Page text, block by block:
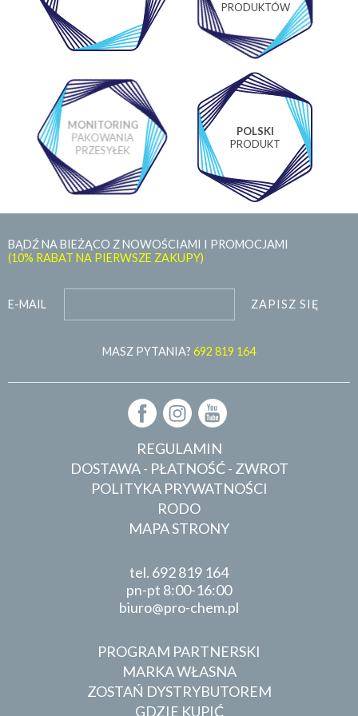
PRODUKTÓW
MONITORING
PAKOWANIA
PRZESYŁEK
POLSKI
PRODUKT
BĄDŹ NA BIEŻĄCO Z NOWOŚCIAMI I PROMOCJAMI
(10% RABAT NA PIERWSZE ZAKUPY)
E-MAIL ZAPISZ SIĘ
MASZ PYTANIA? 692 819 164
REGULAMIN
DOSTAWA - PŁATNOŚĆ - ZWROT
POLITYKA PRYWATNOŚCI
RODO
MAPA STRONY
tel. 692 819 164
pn-pt 8:00-16:00
biuro
pro-chem.pl
PROGRAM PARTNERSKI
MARKA WŁASNA
ZOSTAŃ DYSTRYBUTOREM
GDZIE KUPIĆ